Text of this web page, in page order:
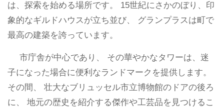
は、探索を始める場所です。 15世紀にさかのぼり、印
象的なギルドハウスが立ち並び、 グランプラスは町で
最高の建築を誇っています。
市庁舎が中心であり、 その華やかなタワーは、迷
子になった場合に便利なランドマークを提供します。
その間、 壮大なブリュッセル市立博物館のドアの後ろ
に、 地元の歴史を紹介する傑作や工芸品を見つけるこ